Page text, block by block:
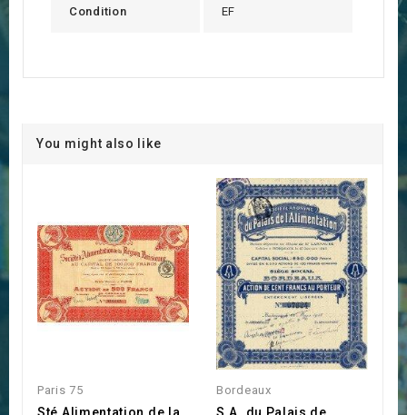
Condition EF
You might also like
Paris 75 Bordeaux